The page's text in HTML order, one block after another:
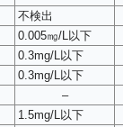
不検出
0.005㎎/L以下
0.3mg/L以下
0.3mg/L以下
–
1.5mg/L以下